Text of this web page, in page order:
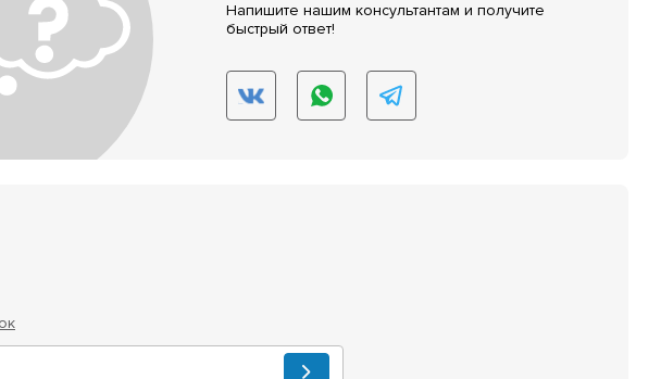
Напишите нашим консультантам и получите
быстрый ответ!